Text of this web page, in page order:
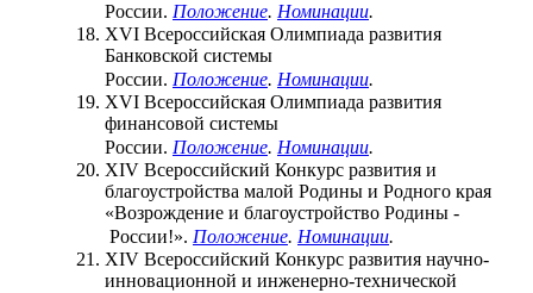
России. Положение. Номинации.
XVI Всероссийская Олимпиада развития
Банковской системы
России. Положение. Номинации.
XVI Всероссийская Олимпиада развития
финансовой системы
России. Положение. Номинации.
XIV Всероссийский Конкурс развития и
благоустройства малой Родины и Родного края
«Возрождение и благоустройство Родины -
России!». Положение. Номинации.
XIV Всероссийский Конкурс развития научно-
инновационной и инженерно-технической